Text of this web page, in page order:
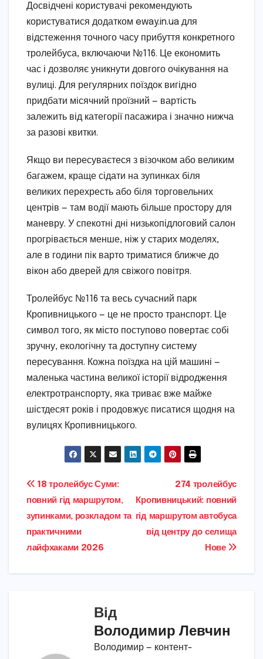
Досвідчені користувачі рекомендують
користуватися додатком eway.in.ua для
відстеження точного часу прибуття конкретного
тролейбуса, включаючи №116. Це економить
час і дозволяє уникнути довгого очікування на
вулиці. Для регулярних поїздок вигідно
придбати місячний проїзний — вартість
залежить від категорії пасажира і значно нижча
за разові квитки.
Якщо ви пересуваєтеся з візочком або великим
багажем, краще сідати на зупинках біля
великих перехресть або біля торговельних
центрів — там водії мають більше простору для
маневру. У спекотні дні низькопідлоговий салон
прогрівається менше, ніж у старих моделях,
але в години пік варто триматися ближче до
вікон або дверей для свіжого повітря.
Тролейбус №116 та весь сучасний парк
Кропивницького — це не просто транспорт. Це
символ того, як місто поступово повертає собі
зручну, екологічну та доступну систему
пересування. Кожна поїздка на цій машині —
маленька частина великої історії відродження
електротранспорту, яка триває вже майже
шістдесят років і продовжує писатися щодня на
вулицях Кропивницького.
Навігація
записів
274 тролейбус
Кропивницький: повний
гід маршрутом автобуса
від центру до селища
Нове
18 тролейбус Суми:
повний гід маршрутом,
зупинками, розкладом та
практичними
лайфхаками 2026
Від
Володимир Левчин
Володимир — контент-